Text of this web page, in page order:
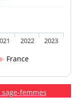
France
2022 2023
femmes